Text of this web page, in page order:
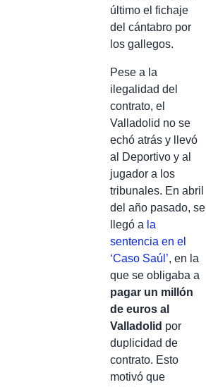
último el fichaje
del cántabro por
los gallegos.
Pese a la
ilegalidad del
contrato, el
Valladolid no se
echó atrás y llevó
al Deportivo y al
jugador a los
tribunales. En abril
del año pasado, se
llegó a la
sentencia en el
‘Caso Saúl’, en la
que se obligaba a
pagar un millón
de euros al
Valladolid por
duplicidad de
contrato. Esto
motivó que